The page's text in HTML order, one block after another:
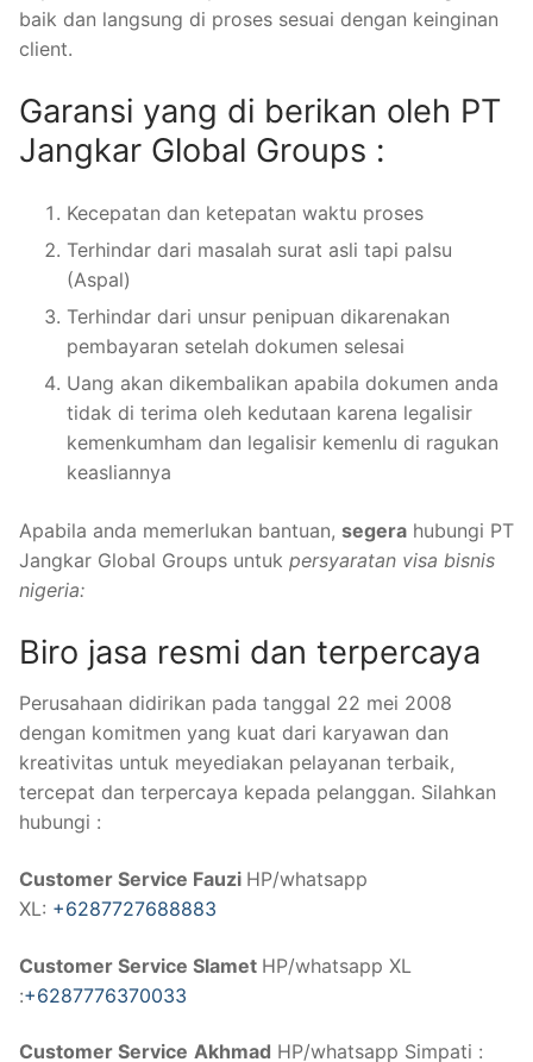
baik dan langsung di proses sesuai dengan keinginan
client.
Garansi yang di berikan oleh PT
Jangkar Global Groups :
Kecepatan dan ketepatan waktu proses
Terhindar dari masalah surat asli tapi palsu
(Aspal)
Terhindar dari unsur penipuan dikarenakan
pembayaran setelah dokumen selesai
Uang akan dikembalikan apabila dokumen anda
tidak di terima oleh kedutaan karena legalisir
kemenkumham dan legalisir kemenlu di ragukan
keasliannya
Apabila anda memerlukan bantuan, segera hubungi PT
Jangkar Global Groups untuk persyaratan visa bisnis
nigeria:
Biro jasa resmi dan terpercaya
Perusahaan didirikan pada tanggal 22 mei 2008
dengan komitmen yang kuat dari karyawan dan
kreativitas untuk meyediakan pelayanan terbaik,
tercepat dan terpercaya kepada pelanggan. Silahkan
hubungi :
Customer Service Fauzi HP/whatsapp
XL: +6287727688883
Customer Service Slamet HP/whatsapp XL
:+6287776370033
Customer Service Akhmad HP/whatsapp Simpati :